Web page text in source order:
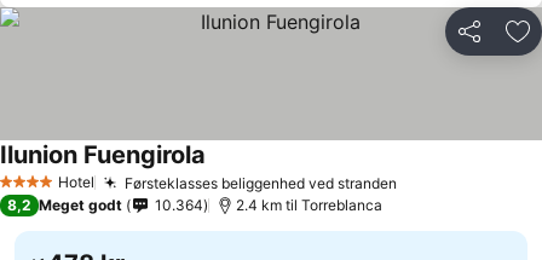
Del
4 StjernerHotel Førsteklasses beliggenhed ved stranden
Ilunion Fuengirola
8,2 Meget godt 10.364 2.4 km til Torreblanca